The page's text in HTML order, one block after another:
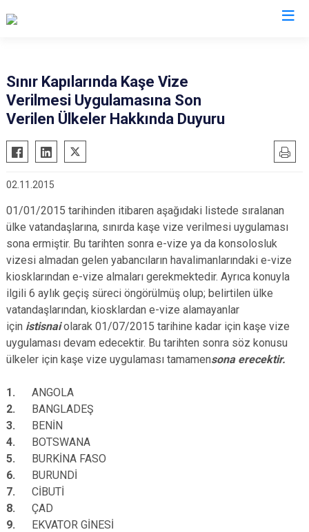
Sınır Kapılarında Kaşe Vize
Verilmesi Uygulamasına Son
Verilen Ülkeler Hakkında Duyuru
02.11.2015
01/01/2015 tarihinden itibaren aşağıdaki listede sıralanan
ülke vatandaşlarına, sınırda kaşe vize verilmesi uygulaması
sona ermiştir. Bu tarihten sonra e-vize ya da konsolosluk
vizesi almadan gelen yabancıların havalimanlarındaki e-vize
kiosklarından e-vize almaları gerekmektedir. Ayrıca konuyla
ilgili 6 aylık geçiş süreci öngörülmüş olup; belirtilen ülke
vatandaşlarından, kiosklardan e-vize alamayanlar
için istisnaiolarak 01/07/2015 tarihine kadar için kaşe vize
uygulaması devam edecektir. Bu tarihten sonra söz konusu
ülkeler için kaşe vize uygulaması tamamensona erecektir.
1. ANGOLA
2. BANGLADEŞ
3. BENİN
4. BOTSWANA
5. BURKİNA FASO
6. BURUNDİ
7. CİBUTİ
8. ÇAD
9. EKVATOR GİNESİ